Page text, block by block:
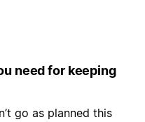
need for keeping
go as planned this